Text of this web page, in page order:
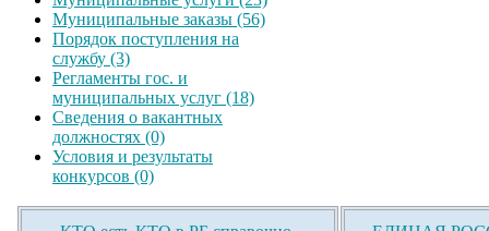
Муниципальные заказы (56)
Порядок поступления на
службу (3)
Регламенты гос. и
муниципальных услуг (18)
Сведения о вакантных
должностях (0)
Условия и результаты
конкурсов (0)